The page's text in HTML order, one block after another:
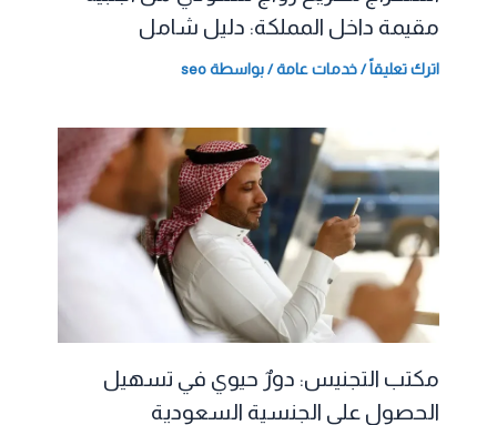
مقيمة داخل المملكة: دليل شامل
اترك تعليقاً /خدمات عامة/ بواسطة seo
مكتب التجنيس: دورٌ حيوي في تسهيل
الحصول على الجنسية السعودية